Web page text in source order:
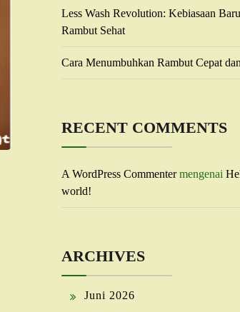
Less Wash Revolution: Kebiasaan
Rambut Sehat
Cara Menumbuhkan Rambut Cepat
RECENT COMMENTS
A WordPress Commentermengenai
world!
ARCHIVES
Juni 2026